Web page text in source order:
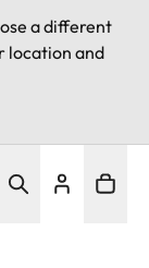
a different
location and